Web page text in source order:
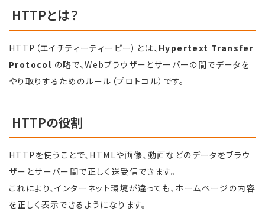
HTTPとは？
HTTP（エイチティーティーピー）とは、 Hypertext Transfer
Protocol の略で、Webブラウザーとサーバーの間でデータを
やり取りするためのルール（プロトコル）です。
HTTPの役割
HTTPを使うことで、HTMLや画像、動画などのデータをブラウ
ザーとサーバー間で正しく送受信できます。
これにより、インターネット環境が違っても、ホームページの内容
を正しく表示できるようになります。